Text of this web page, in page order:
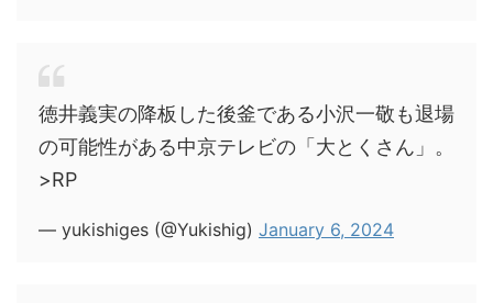
徳井義実の降板した後釜である小沢一敬も退場
の可能性がある中京テレビの「大とくさん」。
>RP
— yukishiges (@Yukishig) January 6, 2024